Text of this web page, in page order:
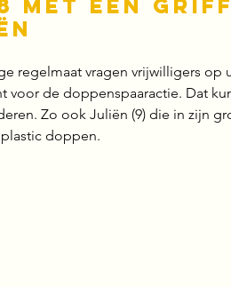
8 met een
regelmaat vragen vrijwilligers op
voor de doppenspaaractie. Dat
Zo ook Juliën (9) die in zijn
doppen.